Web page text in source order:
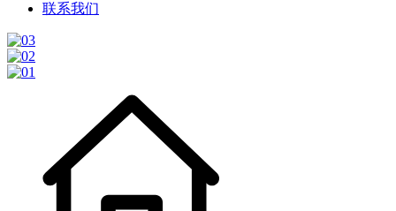
联系我们